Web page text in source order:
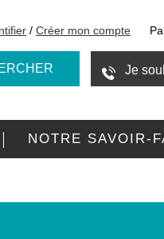
/ Créer mon compte
Je
NOTRE SAVOIR-